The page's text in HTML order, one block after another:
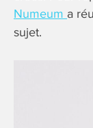
Numeum a
sujet.